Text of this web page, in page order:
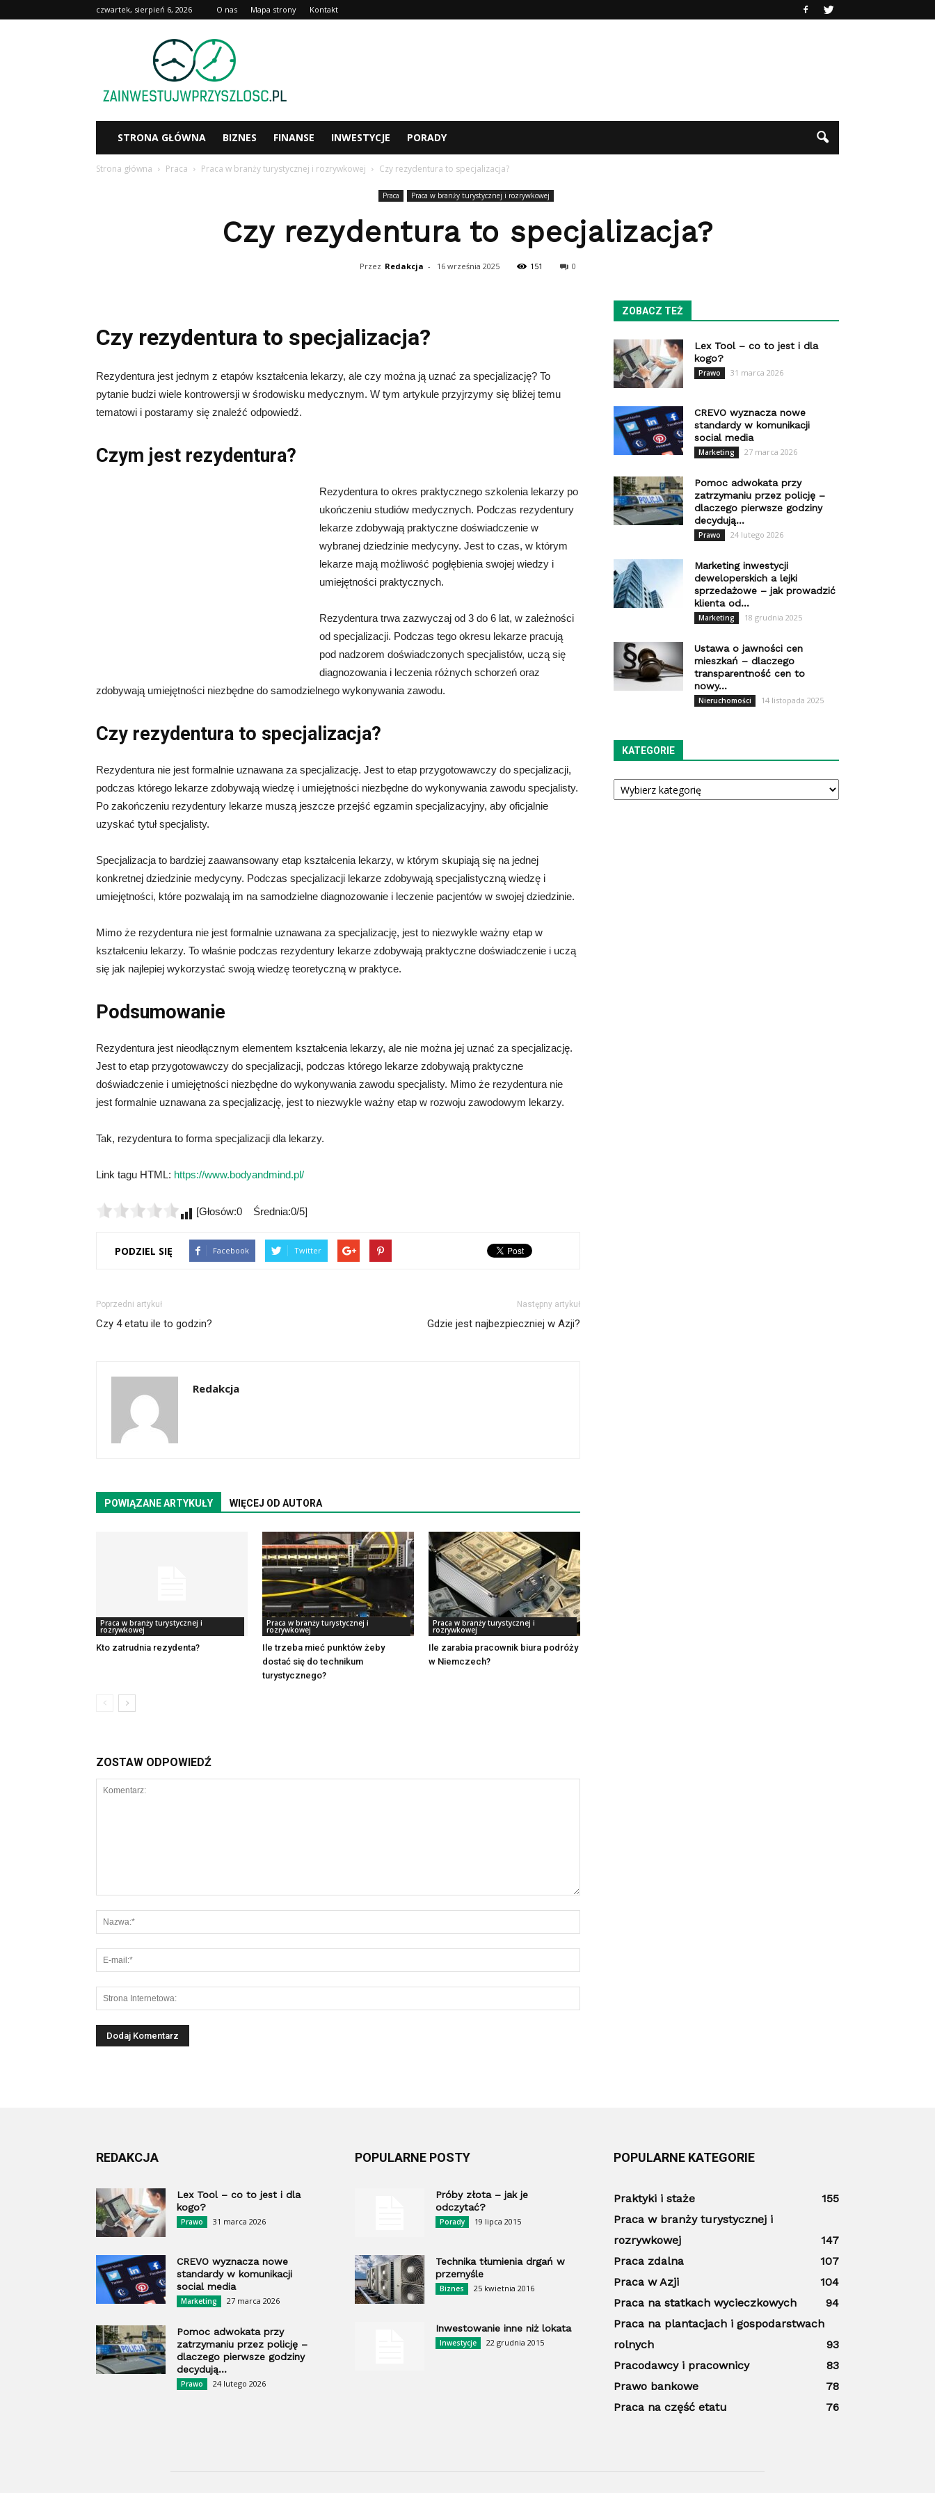
czwartek, sierpień 6, 2026 O nas Mapa strony Kontakt
Zainwestujwprzyszlosc.pl
STRONA GŁÓWNA BIZNES FINANSE INWESTYCJE PORADY
Strona główna Praca Praca w branży turystycznej i rozrywkowej Czy rezydentura to specjalizacja?
Praca Praca w branży turystycznej i rozrywkowej
Czy rezydentura to specjalizacja?
Przez Redakcja - 16 września 2025 151 0
Czy rezydentura to specjalizacja?
Rezydentura jest jednym z etapów kształcenia lekarzy, ale czy można ją uznać za specjalizację? To
pytanie budzi wiele kontrowersji w środowisku medycznym. W tym artykule przyjrzymy się bliżej temu
tematowi i postaramy się znaleźć odpowiedź.
Czym jest rezydentura?
Rezydentura to okres praktycznego szkolenia lekarzy po
ukończeniu studiów medycznych. Podczas rezydentury
lekarze zdobywają praktyczne doświadczenie w
wybranej dziedzinie medycyny. Jest to czas, w którym
lekarze mają możliwość pogłębienia swojej wiedzy i
umiejętności praktycznych.
Rezydentura trwa zazwyczaj od 3 do 6 lat, w zależności
od specjalizacji. Podczas tego okresu lekarze pracują
pod nadzorem doświadczonych specjalistów, uczą się
diagnozowania i leczenia różnych schorzeń oraz
zdobywają umiejętności niezbędne do samodzielnego wykonywania zawodu.
Czy rezydentura to specjalizacja?
Rezydentura nie jest formalnie uznawana za specjalizację. Jest to etap przygotowawczy do specjalizacji,
podczas którego lekarze zdobywają wiedzę i umiejętności niezbędne do wykonywania zawodu specjalisty.
Po zakończeniu rezydentury lekarze muszą jeszcze przejść egzamin specjalizacyjny, aby oficjalnie
uzyskać tytuł specjalisty.
Specjalizacja to bardziej zaawansowany etap kształcenia lekarzy, w którym skupiają się na jednej
konkretnej dziedzinie medycyny. Podczas specjalizacji lekarze zdobywają specjalistyczną wiedzę i
umiejętności, które pozwalają im na samodzielne diagnozowanie i leczenie pacjentów w swojej dziedzinie.
Mimo że rezydentura nie jest formalnie uznawana za specjalizację, jest to niezwykle ważny etap w
kształceniu lekarzy. To właśnie podczas rezydentury lekarze zdobywają praktyczne doświadczenie i uczą
się jak najlepiej wykorzystać swoją wiedzę teoretyczną w praktyce.
Podsumowanie
Rezydentura jest nieodłącznym elementem kształcenia lekarzy, ale nie można jej uznać za specjalizację.
Jest to etap przygotowawczy do specjalizacji, podczas którego lekarze zdobywają praktyczne
doświadczenie i umiejętności niezbędne do wykonywania zawodu specjalisty. Mimo że rezydentura nie
jest formalnie uznawana za specjalizację, jest to niezwykle ważny etap w rozwoju zawodowym lekarzy.
Tak, rezydentura to forma specjalizacji dla lekarzy.
Link tagu HTML: https://www.bodyandmind.pl/
[Głosów:0 Średnia:0/5]
PODZIEL SIĘ Facebook Twitter
Poprzedni artykuł
Czy 4 etatu ile to godzin?
Następny artykuł
Gdzie jest najbezpieczniej w Azji?
Redakcja
POWIĄZANE ARTYKUŁY WIĘCEJ OD AUTORA
Praca w branży turystycznej i
rozrywkowej
Kto zatrudnia rezydenta?
Praca w branży turystycznej i
rozrywkowej
Ile trzeba mieć punktów żeby
dostać się do technikum
turystycznego?
Praca w branży turystycznej i
rozrywkowej
Ile zarabia pracownik biura podróży
w Niemczech?
ZOSTAW ODPOWIEDŹ
ZOBACZ TEŻ
Lex Tool – co to jest i dla
kogo?
Prawo 31 marca 2026
CREVO wyznacza nowe
standardy w komunikacji
social media
Marketing 27 marca 2026
Pomoc adwokata przy
zatrzymaniu przez policję –
dlaczego pierwsze godziny
decydują...
Prawo 24 lutego 2026
Marketing inwestycji
deweloperskich a lejki
sprzedażowe – jak prowadzić
klienta od...
Marketing 18 grudnia 2025
Ustawa o jawności cen
mieszkań – dlaczego
transparentność cen to
nowy...
Nieruchomości 14 listopada 2025
KATEGORIE
Kategorie
REDAKCJA
Lex Tool – co to jest i dla
kogo?
Prawo 31 marca 2026
CREVO wyznacza nowe
standardy w komunikacji
social media
Marketing 27 marca 2026
Pomoc adwokata przy
zatrzymaniu przez policję –
dlaczego pierwsze godziny
decydują...
Prawo 24 lutego 2026
POPULARNE POSTY
Próby złota – jak je
odczytać?
Porady 19 lipca 2015
Technika tłumienia drgań w
przemyśle
Biznes 25 kwietnia 2016
Inwestowanie inne niż lokata
Inwestycje 22 grudnia 2015
POPULARNE KATEGORIE
Praktyki i staże
155
Praca w branży turystycznej i
rozrywkowej
147
Praca zdalna
107
Praca w Azji
104
Praca na statkach wycieczkowych
94
Praca na plantacjach i gospodarstwach
rolnych
93
Pracodawcy i pracownicy
83
Prawo bankowe
78
Praca na część etatu
76